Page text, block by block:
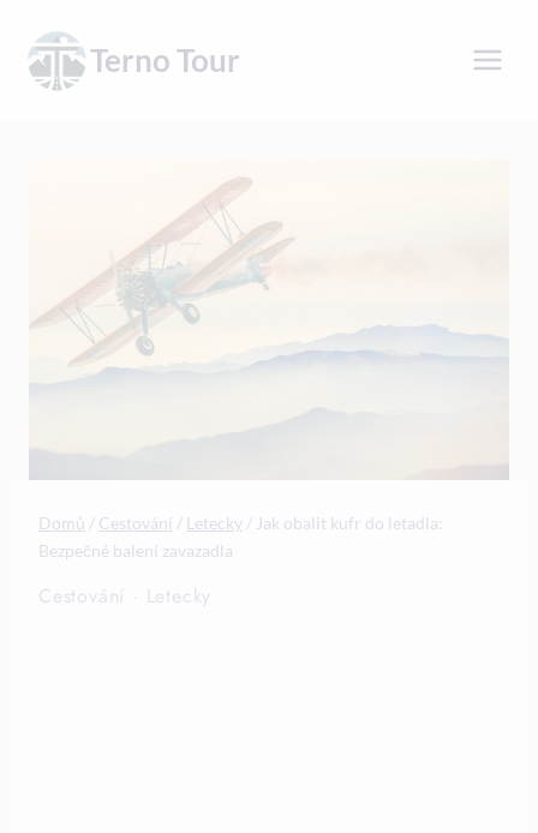
obsah
Terno Tour
Domů / Cestování / Letecky / Jak obalit kufr do letadla:
Bezpečné balení zavazadla
Cestování · Letecky